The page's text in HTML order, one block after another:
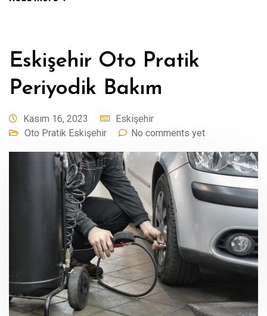
Eskişehir Oto Pratik
Periyodik Bakım
Kasım 16, 2023
Eskişehir
Oto Pratik Eskişehir
No comments yet